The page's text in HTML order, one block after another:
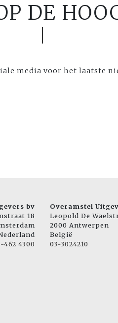
DE
media voor het laatste
bv
18
462 4300
Overamstel
Leopold De
2000 Antwerpen
België
03-3024210